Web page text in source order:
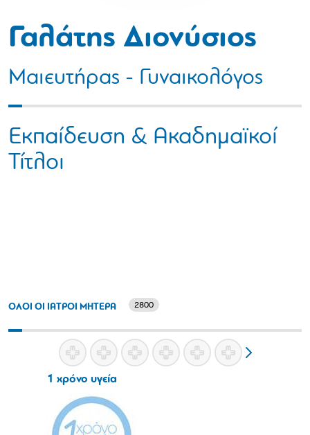
Γαλάτης Διονύσιος
Μαιευτήρας - Γυναικολόγος
Εκπαίδευση & Ακαδημαϊκοί
Τίτλοι
ΟΛΟΙ ΟΙ ΙΑΤΡΟΙ ΜΗΤΕΡΑ 2800
1 χρόνο υγεία